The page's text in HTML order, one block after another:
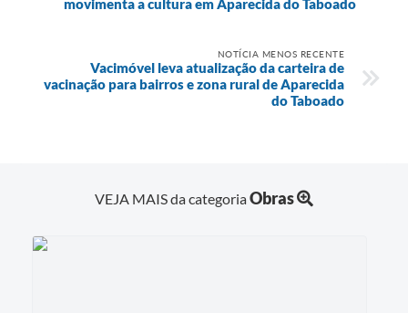
NOTÍCIA MENOS RECENTE
Vacimóvel leva atualização da carteira de
vacinação para bairros e zona rural de Aparecida
do Taboado
VEJA MAIS da categoriaObras